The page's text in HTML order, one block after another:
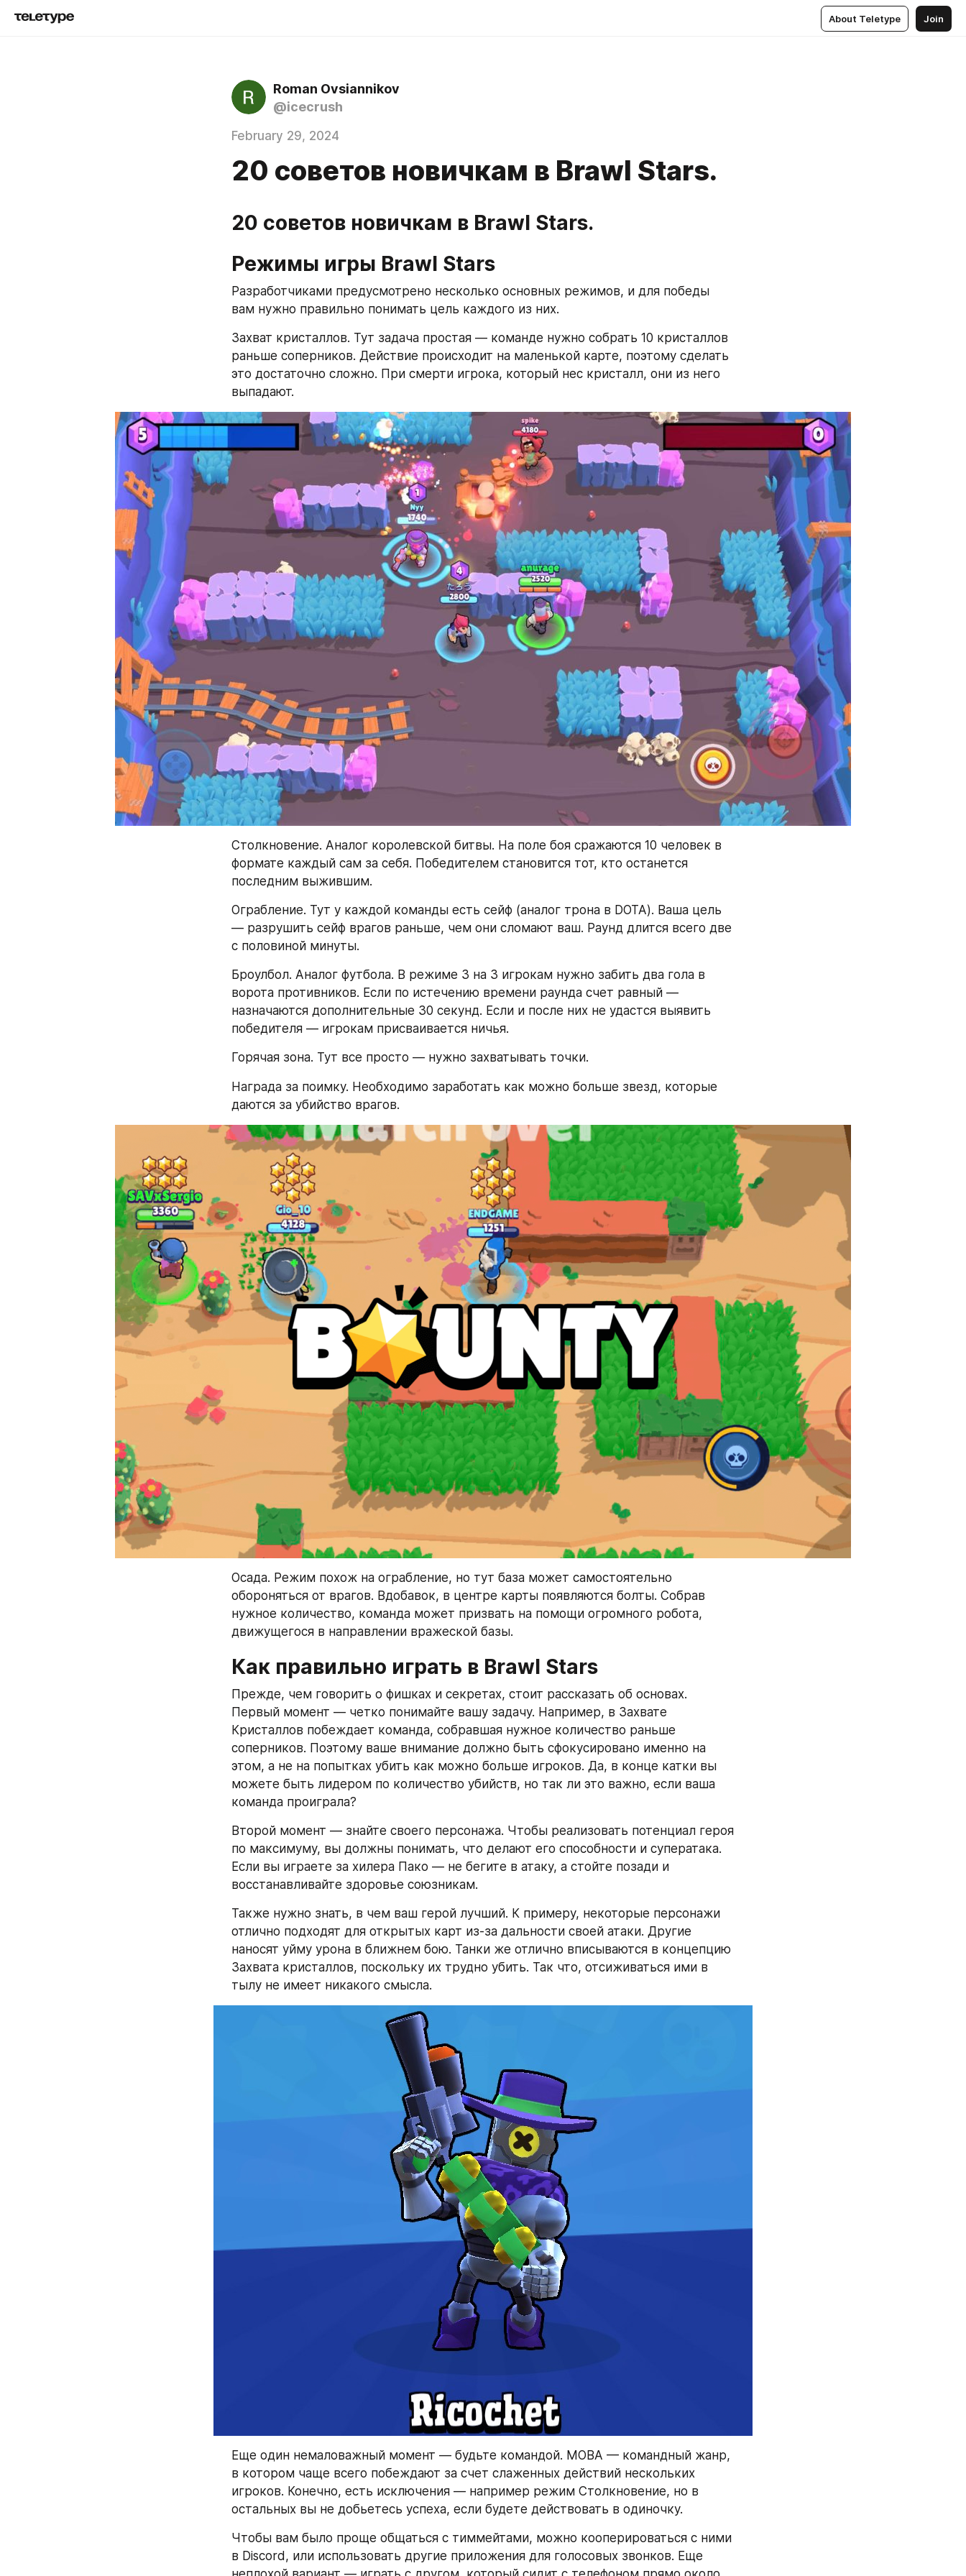
About Teletype Join
Roman Ovsiannikov
@icecrush
February 29, 2024
20 советов новичкам в Brawl Stars.
20 советов новичкам в Brawl Stars.
Режимы игры Brawl Stars
Разработчиками предусмотрено несколько основных режимов, и для победы
вам нужно правильно понимать цель каждого из них.
Захват кристаллов. Тут задача простая — команде нужно собрать 10 кристаллов
раньше соперников. Действие происходит на маленькой карте, поэтому сделать
это достаточно сложно. При смерти игрока, который нес кристалл, они из него
выпадают.
Столкновение. Аналог королевской битвы. На поле боя сражаются 10 человек в
формате каждый сам за себя. Победителем становится тот, кто останется
последним выжившим.
Ограбление. Тут у каждой команды есть сейф (аналог трона в DOTA). Ваша цель
— разрушить сейф врагов раньше, чем они сломают ваш. Раунд длится всего две
с половиной минуты.
Броулбол. Аналог футбола. В режиме 3 на 3 игрокам нужно забить два гола в
ворота противников. Если по истечению времени раунда счет равный —
назначаются дополнительные 30 секунд. Если и после них не удастся выявить
победителя — игрокам присваивается ничья.
Горячая зона. Тут все просто — нужно захватывать точки.
Награда за поимку. Необходимо заработать как можно больше звезд, которые
даются за убийство врагов.
Осада. Режим похож на ограбление, но тут база может самостоятельно
обороняться от врагов. Вдобавок, в центре карты появляются болты. Собрав
нужное количество, команда может призвать на помощи огромного робота,
движущегося в направлении вражеской базы.
Как правильно играть в Brawl Stars
Прежде, чем говорить о фишках и секретах, стоит рассказать об основах.
Первый момент — четко понимайте вашу задачу. Например, в Захвате
Кристаллов побеждает команда, собравшая нужное количество раньше
соперников. Поэтому ваше внимание должно быть сфокусировано именно на
этом, а не на попытках убить как можно больше игроков. Да, в конце катки вы
можете быть лидером по количество убийств, но так ли это важно, если ваша
команда проиграла?
Второй момент — знайте своего персонажа. Чтобы реализовать потенциал героя
по максимуму, вы должны понимать, что делают его способности и суператака.
Если вы играете за хилера Пако — не бегите в атаку, а стойте позади и
восстанавливайте здоровье союзникам.
Также нужно знать, в чем ваш герой лучший. К примеру, некоторые персонажи
отлично подходят для открытых карт из-за дальности своей атаки. Другие
наносят уйму урона в ближнем бою. Танки же отлично вписываются в концепцию
Захвата кристаллов, поскольку их трудно убить. Так что, отсиживаться ими в
тылу не имеет никакого смысла.
Еще один немаловажный момент — будьте командой. MOBA — командный жанр,
в котором чаще всего побеждают за счет слаженных действий нескольких
игроков. Конечно, есть исключения — например режим Столкновение, но в
остальных вы не добьетесь успеха, если будете действовать в одиночку.
Чтобы вам было проще общаться с тиммейтами, можно кооперироваться с ними
в Discord, или использовать другие приложения для голосовых звонков. Еще